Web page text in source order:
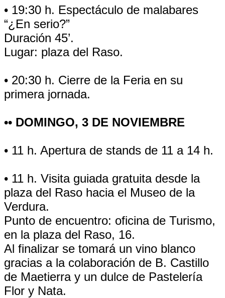
• 19:30 h. Espectáculo de malabares
“¿En serio?”
Duración 45’.
Lugar: plaza del Raso.
• 20:30 h. Cierre de la Feria en su
primera jornada.
•• DOMINGO, 3 DE NOVIEMBRE
• 11 h. Apertura de stands de 11 a 14 h.
• 11 h. Visita guiada gratuita desde la
plaza del Raso hacia el Museo de la
Verdura.
Punto de encuentro: oficina de Turismo,
en la plaza del Raso, 16.
Al finalizar se tomará un vino blanco
gracias a la colaboración de B. Castillo
de Maetierra y un dulce de Pastelería
Flor y Nata.